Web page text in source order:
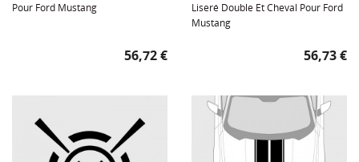
Pour Ford Mustang
Prix
56,72 €
Liseré Double Et Cheval Pour Ford
Mustang
Prix
56,73 €